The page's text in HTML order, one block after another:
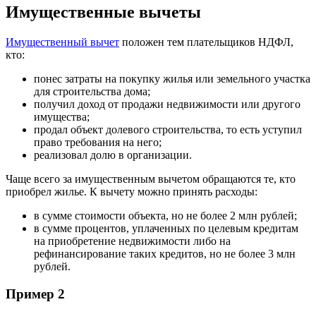
Имущественные вычеты
Имущественный вычет положен тем плательщиков НДФЛ,
кто:
понес затраты на покупку жилья или земельного участка
для строительства дома;
получил доход от продажи недвижимости или другого
имущества;
продал объект долевого строительства, то есть уступил
право требования на него;
реализовал долю в организации.
Чаще всего за имущественным вычетом обращаются те, кто
приобрел жилье. К вычету можно принять расходы:
в сумме стоимости объекта, но не более 2 млн рублей;
в сумме процентов, уплаченных по целевым кредитам
на приобретение недвижимости либо на
рефинансирование таких кредитов, но не более 3 млн
рублей.
Пример 2